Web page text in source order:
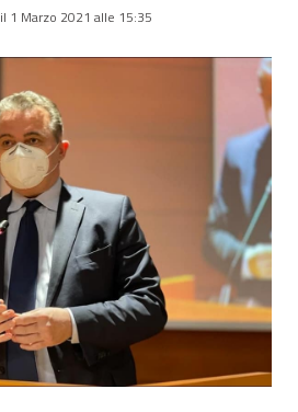
il 1 Marzo 2021 alle 15:35